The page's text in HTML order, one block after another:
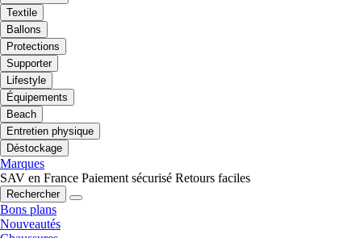
Textile
Ballons
Protections
Supporter
Lifestyle
Équipements
Beach
Entretien physique
Déstockage
Marques
SAV en France Paiement sécurisé Retours faciles
Rechercher
Bons plans
Nouveautés